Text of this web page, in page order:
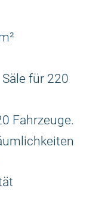
für 220
Fahrzeuge.